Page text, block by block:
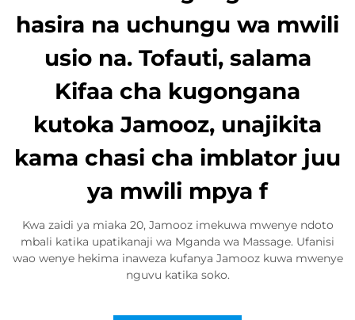
hasira na uchungu wa mwili
usio na. Tofauti, salama
Kifaa cha kugongana
kutoka Jamooz, unajikita
kama chasi cha imblator juu
ya mwili mpya f
Kwa zaidi ya miaka 20, Jamooz imekuwa mwenye ndoto
mbali katika upatikanaji wa Mganda wa Massage. Ufanisi
wao wenye hekima inaweza kufanya Jamooz kuwa mwenye
nguvu katika soko.